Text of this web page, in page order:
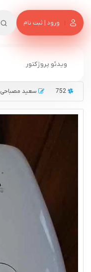
ورود | ثبت نام
ویدئو پروژکتور
752 سعید مصباحی